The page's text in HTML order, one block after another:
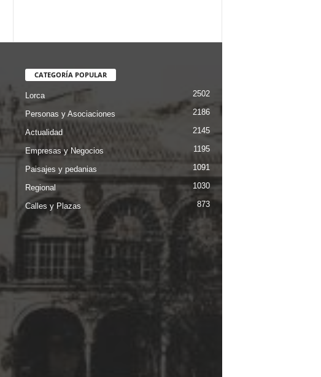
CATEGORÍA POPULAR
Lorca 2502
Personas y Asociaciones 2186
Actualidad 2145
Empresas y Negocios 1195
Paisajes y pedanias 1091
Regional 1030
Calles y Plazas 873